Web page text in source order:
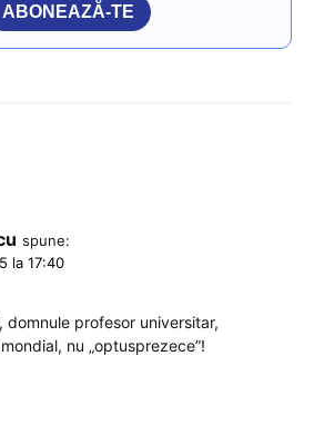
ABONEAZĂ-TE
spune:
la 17:40
domnule profesor universitar,
nu „optusprezece”!